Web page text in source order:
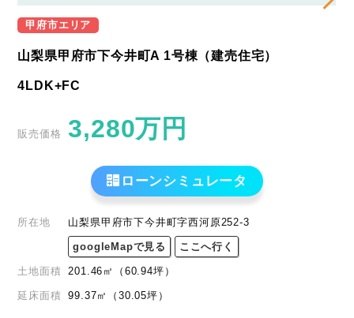
甲府市エリア
山梨県甲府市下今井町A 1号棟（建売住宅）
4LDK+FC
販売価格 3,280万円
ローンシミュレータ
所在地 山梨県甲府市下今井町字西河原252-3
googleMapで見る ここへ行く
土地面積 201.46 ㎡ （60.94坪 ）
延床面積 99.37㎡ （30.05坪）